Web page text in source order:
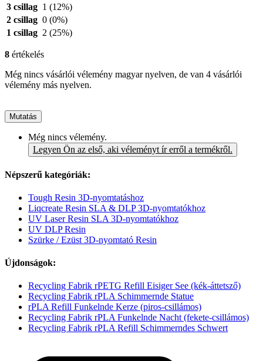
3 csillag 1 (12%)
2 csillag 0 (0%)
1 csillag 2 (25%)
8 értékelés
Még nincs vásárlói vélemény magyar nyelven, de van 4 vásárlói
vélemény más nyelven.
Mutatás
Még nincs vélemény.
Legyen Ön az első, aki véleményt ír erről a termékről.
Népszerű kategóriák:
Tough Resin 3D-nyomtatáshoz
Liqcreate Resin SLA & DLP 3D-nyomtatókhoz
UV Laser Resin SLA 3D-nyomtatókhoz
UV DLP Resin
Szürke / Ezüst 3D-nyomtató Resin
Újdonságok:
Recycling Fabrik rPETG Refill Eisiger See (kék-áttetsző)
Recycling Fabrik rPLA Schimmernde Statue
rPLA Refill Funkelnde Kerze (piros-csillámos)
Recycling Fabrik rPLA Funkelnde Nacht (fekete-csillámos)
Recycling Fabrik rPLA Refill Schimmerndes Schwert